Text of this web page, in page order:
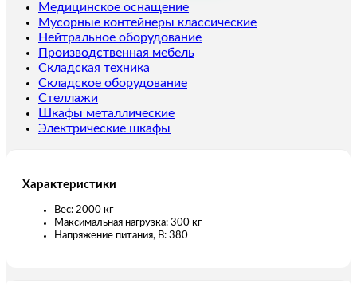
SJY
300
кг
11
м
(автономный)
Медицинское оснащение
Мусорные контейнеры классические
Нейтральное оборудование
Производственная мебель
Складская техника
Складское оборудование
Стеллажи
Шкафы металлические
Электрические шкафы
Характеристики
Вес: 2000 кг
Максимальная нагрузка: 300 кг
Напряжение питания, В: 380